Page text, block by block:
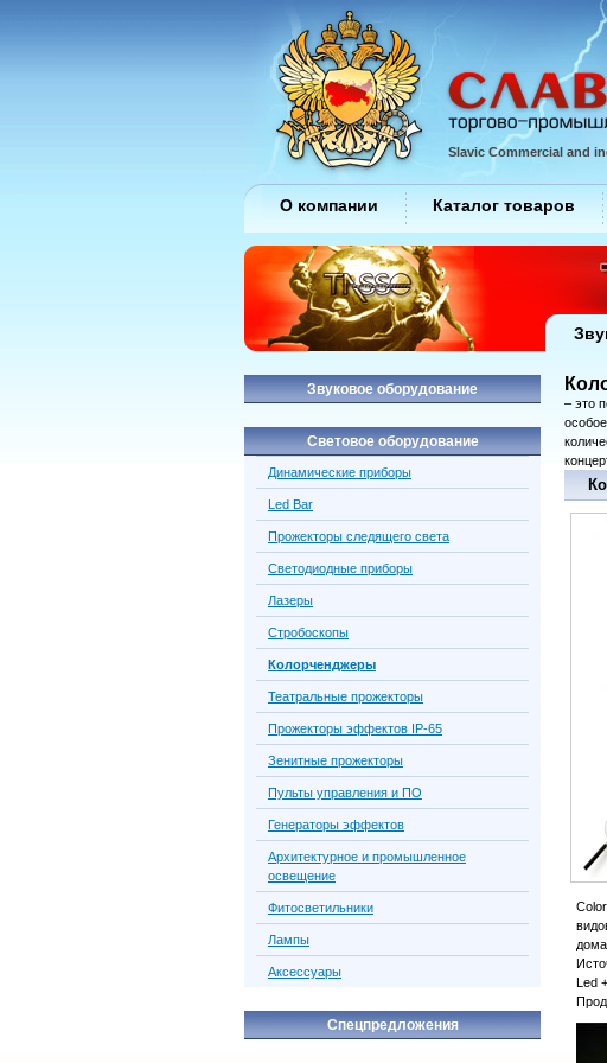
– это
Led
Звуковое оборудование
Световое оборудование
Динамические приборы
Led Bar
Прожекторы следящего света
Светодиодные приборы
Лазеры
Стробоскопы
Колорченджеры
Театральные прожекторы
Прожекторы эффектов IP-65
Зенитные прожекторы
Пульты управления и ПО
Генераторы эффектов
Архитектурное и промышленное
освещение
Фитосветильники
Лампы
Аксессуары
Спецпредложения
Slavic Commercial and
О компании Каталог товаров